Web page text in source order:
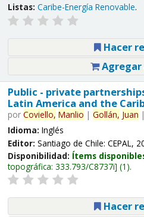
Listas: Caribe-Energía Renovable.
Hacer
Public - private
Latin America and the
por Coviello, Manlio | Gollán, Juan |
Idioma: Inglés
Editor: Santiago de Chile: CEPAL,
Disponibilidad: Ítems
topográfica: 333.793/C8737i (1).
Hacer